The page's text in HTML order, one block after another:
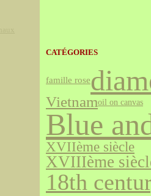
CATÉGORIES
famille rose
Vietnamoil on canvas
Blue
XVIIème siècle
XVIIIème
18th